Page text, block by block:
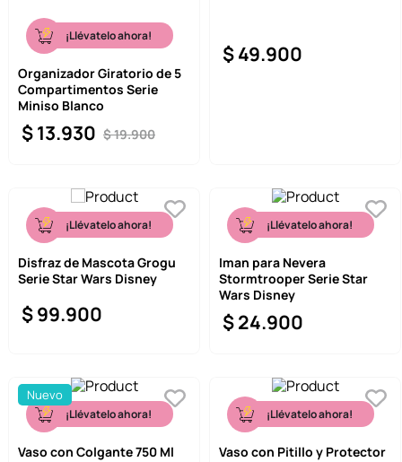
¡Llévatelo ahora!
Organizador Giratorio de 5
Compartimentos Serie
Miniso Blanco
$19.900
$13.930
$49.900
¡Llévatelo ahora!
Disfraz de Mascota Grogu
Serie Star Wars Disney
$99.900
¡Llévatelo ahora!
Iman para Nevera
Stormtrooper Serie Star
Wars Disney
$24.900
Nuevo
¡Llévatelo ahora!
Vaso con Colgante 750 Ml
¡Llévatelo ahora!
Vaso con Pitillo y Protector